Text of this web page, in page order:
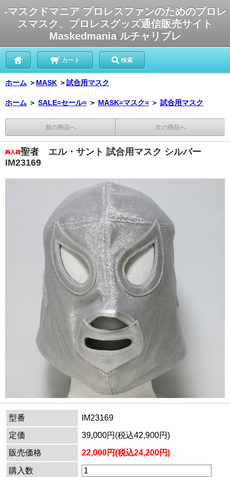
-マスクドマニア プロレスファンのためのプロレ
スマスク、プロレスグッズ通信販売サイト
Maskedmania ルチャリブレ
カート 検索
ホーム ＞ MASK ＞試合用マスク
ホーム ＞ SALE=セール= ＞ MASK=マスク= ＞ 試合用マスク
前の商品へ 次の商品へ
聖者 エル・サント 試合用マスク シルバー
IM23169
型番
IM23169
定価
39,000円(税込42,900円)
販売価格
22,000円(税込24,200円)
購入数